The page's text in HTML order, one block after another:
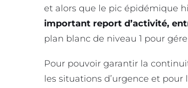
et alors que le pic épidémique
important report d’activité,
plan blanc de niveau 1 pour
Pour pouvoir garantir la
les situations d’urgence et